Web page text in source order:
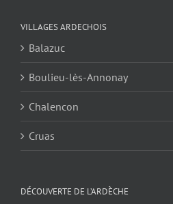
VILLAGES ARDECHOIS
Balazuc
Boulieu-lès-Annonay
Chalencon
Cruas
DÉCOUVERTE DE L’ARDÈCHE